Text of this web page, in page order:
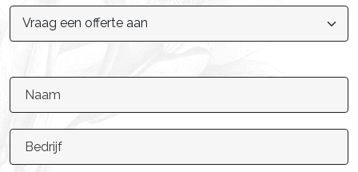
Naam
Bedrijf